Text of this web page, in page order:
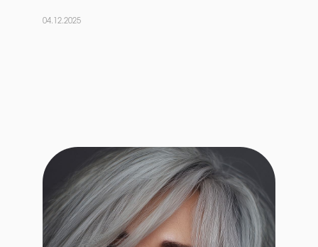
04.12.2025